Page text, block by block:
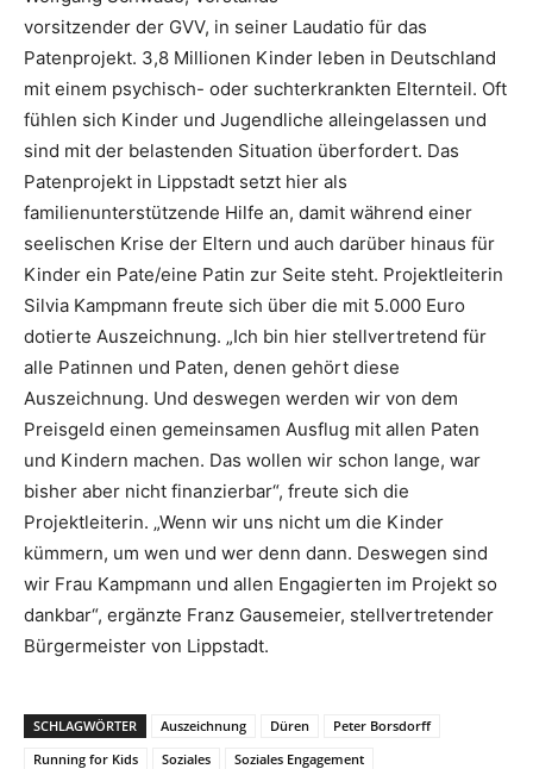
vorsitzender der GVV, in seiner Laudatio für das
Patenprojekt. 3,8 Millionen Kinder leben in Deutschland
mit einem psychisch- oder suchterkrankten Elternteil. Oft
fühlen sich Kinder und Jugendliche alleingelassen und
sind mit der belastenden Situation überfordert. Das
Patenprojekt in Lippstadt setzt hier als
familienunterstützende Hilfe an, damit während einer
seelischen Krise der Eltern und auch darüber hinaus für
Kinder ein Pate/eine Patin zur Seite steht. Projektleiterin
Silvia Kampmann freute sich über die mit 5.000 Euro
dotierte Auszeichnung. „Ich bin hier stellvertretend für
alle Patinnen und Paten, denen gehört diese
Auszeichnung. Und deswegen werden wir von dem
Preisgeld einen gemeinsamen Ausflug mit allen Paten
und Kindern machen. Das wollen wir schon lange, war
bisher aber nicht finanzierbar“, freute sich die
Projektleiterin. „Wenn wir uns nicht um die Kinder
kümmern, um wen und wer denn dann. Deswegen sind
wir Frau Kampmann und allen Engagierten im Projekt so
dankbar“, ergänzte Franz Gausemeier, stellvertretender
Bürgermeister von Lippstadt.
SCHLAGWÖRTER Auszeichnung Düren
Peter Borsdorff
Running for Kids
Soziales Soziales Engagement